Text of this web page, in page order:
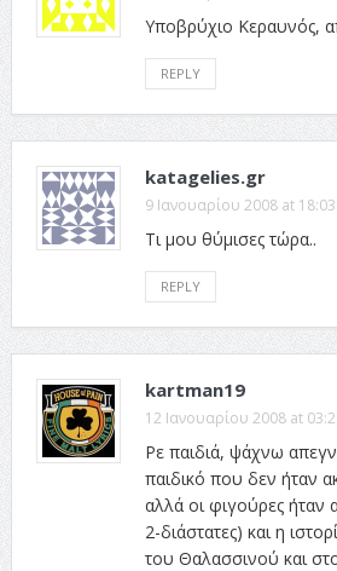
Υποβρύχιο Κεραυνός,
REPLY
katagelies.gr
9 Ιανουαρίου 2008 at 18:03
Τι μου θύμισες τώρα..
REPLY
kartman19
12 Ιανουαρίου 2008 at
Ρε παιδιά, ψάχνω
παιδικό που δεν ήταν
αλλά οι φιγούρες ήταν
2-διάστατες) και η
του Θαλασσινού και